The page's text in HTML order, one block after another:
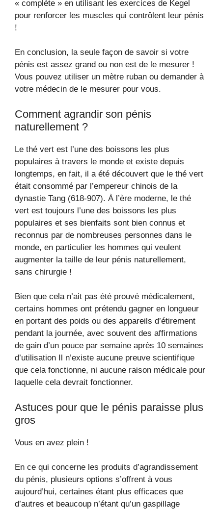
« complète » en utilisant les exercices de Kegel
pour renforcer les muscles qui contrôlent leur pénis
!
En conclusion, la seule façon de savoir si votre
pénis est assez grand ou non est de le mesurer !
Vous pouvez utiliser un mètre ruban ou demander à
votre médecin de le mesurer pour vous.
Comment agrandir son pénis
naturellement ?
Le thé vert est l’une des boissons les plus
populaires à travers le monde et existe depuis
longtemps, en fait, il a été découvert que le thé vert
était consommé par l’empereur chinois de la
dynastie Tang (618-907). À l’ère moderne, le thé
vert est toujours l’une des boissons les plus
populaires et ses bienfaits sont bien connus et
reconnus par de nombreuses personnes dans le
monde, en particulier les hommes qui veulent
augmenter la taille de leur pénis naturellement,
sans chirurgie !
Bien que cela n’ait pas été prouvé médicalement,
certains hommes ont prétendu gagner en longueur
en portant des poids ou des appareils d’étirement
pendant la journée, avec souvent des affirmations
de gain d’un pouce par semaine après 10 semaines
d’utilisation Il n’existe aucune preuve scientifique
que cela fonctionne, ni aucune raison médicale pour
laquelle cela devrait fonctionner.
Astuces pour que le pénis paraisse plus
gros
Vous en avez plein !
En ce qui concerne les produits d’agrandissement
du pénis, plusieurs options s’offrent à vous
aujourd’hui, certaines étant plus efficaces que
d’autres et beaucoup n’étant qu’un gaspillage